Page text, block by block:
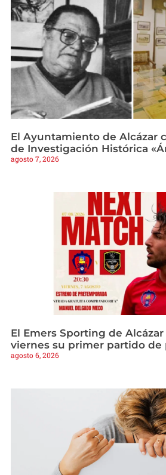
El Ayuntamiento de Alcázar
de Investigación Histórica
agosto 7, 2026
El Emers Sporting de
viernes su primer partido de
agosto 6, 2026